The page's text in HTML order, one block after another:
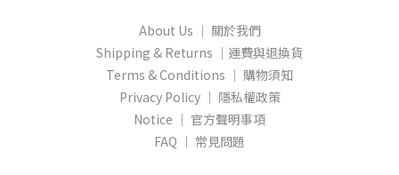
About Us │ 關於我們
Shipping & Returns │運費與退換貨
Terms & Conditions │ 購物須知
Privacy Policy │ 隱私權政策
Notice │ 官方聲明事項
FAQ │ 常見問題